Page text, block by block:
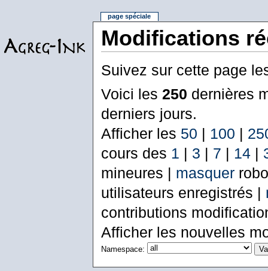
Modifications
Suivez sur cette page
Voici les 250 dernières
derniers jours.
Afficher les 50 | 100 |
cours des 1 | 3 | 7 | 14|
mineures | masquer
utilisateurs enregistrés |
contributions
Afficher les nouvelles
Namespace:
page spéciale